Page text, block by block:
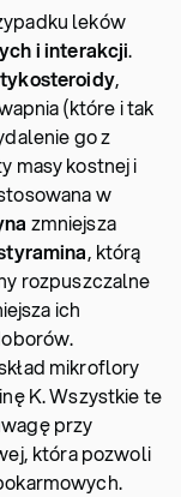
leków
i interakcji.
,
(które i tak
go z
masy kostnej i
w
zmniejsza
, którą
rozpuszczalne
ich
mikroflory
K. Wszystkie te
przy
która pozwoli